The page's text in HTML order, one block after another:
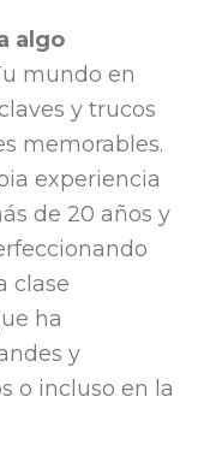
algo
mundo en
y trucos
memorables.
experiencia
de 20 años y
clase
ha
y
o incluso en la